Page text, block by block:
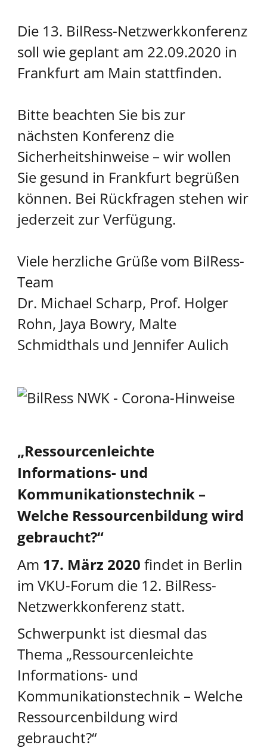
Die 13. BilRess-Netzwerkkonferenz
soll wie geplant am 22.09.2020 in
Frankfurt am Main stattfinden.
Bitte beachten Sie bis zur
nächsten Konferenz die
Sicherheitshinweise – wir wollen
Sie gesund in Frankfurt begrüßen
können. Bei Rückfragen stehen wir
jederzeit zur Verfügung.
Viele herzliche Grüße vom BilRess-
Team
Dr. Michael Scharp, Prof. Holger
Rohn, Jaya Bowry, Malte
Schmidthals und Jennifer Aulich
„Ressourcenleichte
Informations- und
Kommunikationstechnik –
Welche Ressourcenbildung wird
gebraucht?“
Am 17. März 2020 findet in Berlin
im VKU-Forum die 12. BilRess-
Netzwerkkonferenz statt.
Schwerpunkt ist diesmal das
Thema „Ressourcenleichte
Informations- und
Kommunikationstechnik – Welche
Ressourcenbildung wird
gebraucht?“